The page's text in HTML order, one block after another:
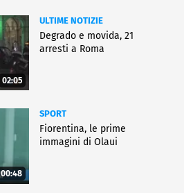
02:05
ULTIME NOTIZIE
Degrado e movida, 21
arresti a Roma
00:48
SPORT
Fiorentina, le prime
immagini di Olaui